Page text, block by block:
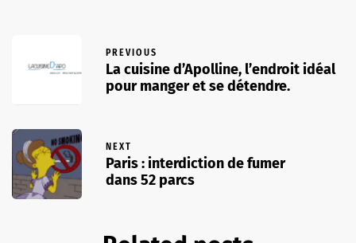
PREVIOUS
La cuisine d’Apolline, l’endroit idéal
pour manger et se détendre.
NEXT
Paris : interdiction de fumer
dans 52 parcs